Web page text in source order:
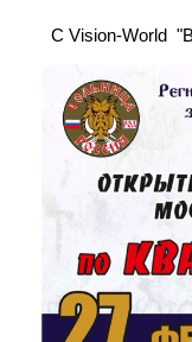
С Vision-World